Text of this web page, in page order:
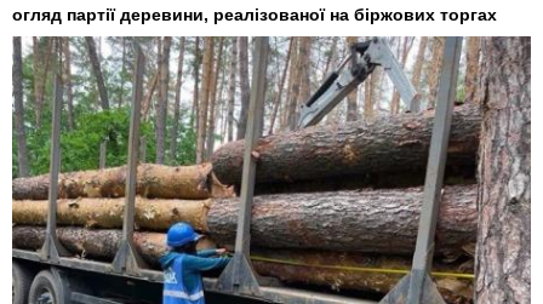
огляд партії деревини, реалізованої на біржових торгах